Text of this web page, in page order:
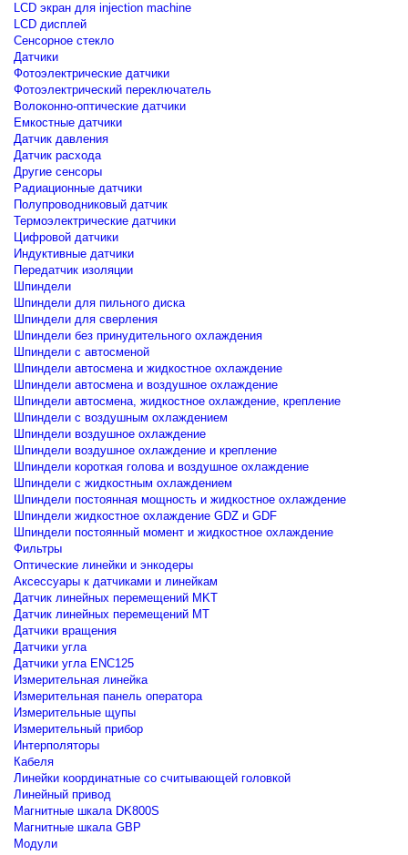
LCD экран для injection machine
LCD дисплей
Сенсорное стекло
Датчики
Фотоэлектрические датчики
Фотоэлектрический переключатель
Волоконно-оптические датчики
Емкостные датчики
Датчик давления
Датчик расхода
Другие сенсоры
Радиационные датчики
Полупроводниковый датчик
Термоэлектрические датчики
Цифровой датчики
Индуктивные датчики
Передатчик изоляции
Шпиндели
Шпиндели для пильного диска
Шпиндели для сверления
Шпиндели без принудительного охлаждения
Шпиндели с автосменой
Шпиндели автосмена и жидкостное охлаждение
Шпиндели автосмена и воздушное охлаждение
Шпиндели автосмена, жидкостное охлаждение, крепление
Шпиндели с воздушным охлаждением
Шпиндели воздушное охлаждение
Шпиндели воздушное охлаждение и крепление
Шпиндели короткая голова и воздушное охлаждение
Шпиндели с жидкостным охлаждением
Шпиндели постоянная мощность и жидкостное охлаждение
Шпиндели жидкостное охлаждение GDZ и GDF
Шпиндели постоянный момент и жидкостное охлаждение
Фильтры
Оптические линейки и энкодеры
Аксессуары к датчиками и линейкам
Датчик линейных перемещений MKT
Датчик линейных перемещений MT
Датчики вращения
Датчики угла
Датчики угла ENC125
Измерительная линейка
Измерительная панель оператора
Измерительные щупы
Измерительный прибор
Интерполяторы
Кабеля
Линейки координатные со считывающей головкой
Линейный привод
Магнитные шкала DK800S
Магнитные шкала GBP
Модули